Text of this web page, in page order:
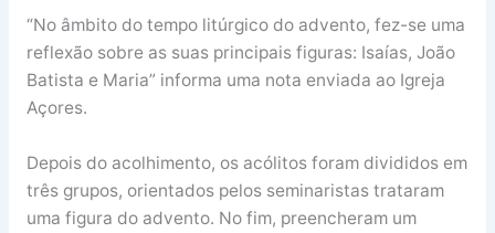
“No âmbito do tempo litúrgico do advento, fez-se uma
reflexão sobre as suas principais figuras: Isaías, João
Batista e Maria” informa uma nota enviada ao Igreja
Açores.
Depois do acolhimento, os acólitos foram divididos em
três grupos, orientados pelos seminaristas trataram
uma figura do advento. No fim, preencheram um